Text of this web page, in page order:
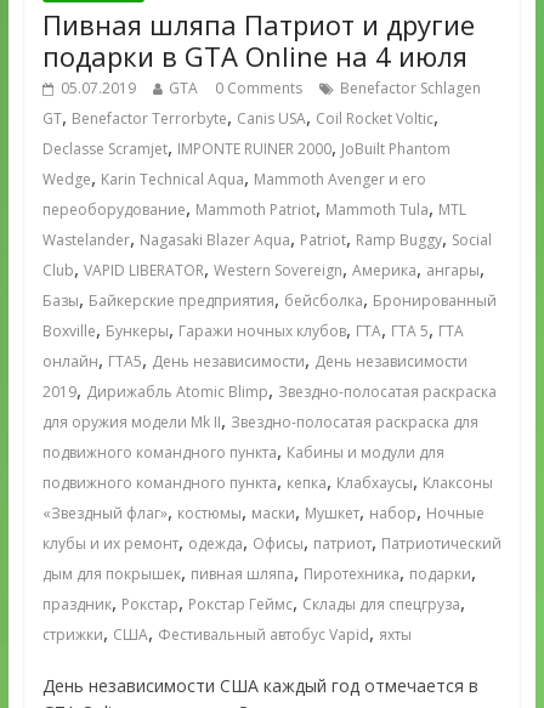
Пивная шляпа Патриот и другие
подарки в GTA Online на 4 июля
05.07.2019 GTA 0 Comments
Benefactor Schlagen
GT, Benefactor Terrorbyte, Canis USA, Coil Rocket Voltic,
Declasse Scramjet, IMPONTE RUINER 2000, JoBuilt Phantom
Wedge, Karin Technical Aqua, Mammoth Avenger и его
переоборудование, Mammoth Patriot, Mammoth Tula, MTL
Wastelander, Nagasaki Blazer Aqua, Patriot, Ramp Buggy, Social
Club, VAPID LIBERATOR, Western Sovereign, Америка, ангары,
Базы, Байкерские предприятия, бейсболка, Бронированный
Boxville, Бункеры, Гаражи ночных клубов, ГТА, ГТА 5, ГТА
онлайн, ГТА5, День независимости, День независимости
2019, Дирижабль Atomic Blimp, Звездно-полосатая раскраска
для оружия модели Mk II, Звездно-полосатая раскраска для
подвижного командного пункта, Кабины и модули для
подвижного командного пункта, кепка, Клабхаусы, Клаксоны
«Звездный флаг», костюмы, маски, Мушкет, набор, Ночные
клубы и их ремонт, одежда, Офисы, патриот, Патриотический
дым для покрышек, пивная шляпа, Пиротехника, подарки,
праздник, Рокстар, Рокстар Геймс, Склады для спецгруза,
стрижки, США, Фестивальный автобус Vapid, яхты
День независимости США каждый год отмечается в